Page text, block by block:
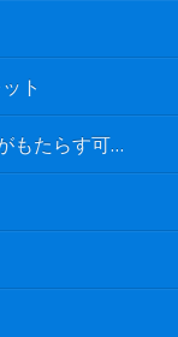
ト
あなたの健康が誰かの幸せに - モリンガがもたらす可能性は無限大